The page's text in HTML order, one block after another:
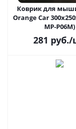
Коврик для
Orange Car
MP-P06M)
281 руб./